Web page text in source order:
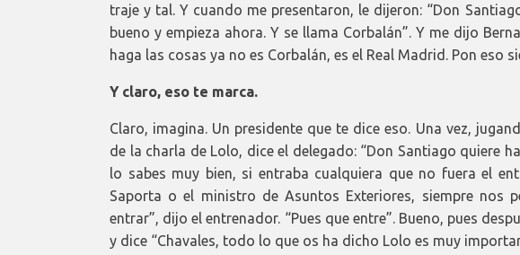
traje y tal. Y cuando me presentaron, le dijeron: “Don
bueno y empieza ahora. Y se llama Corbalán”. Y me dijo
haga las cosas ya no es Corbalán, es el Real Madrid. Pon eso
Y claro, eso te marca.
Claro, imagina. Un presidente que te dice eso. Una vez,
de la charla de Lolo, dice el delegado: “Don Santiago quiere
lo sabes muy bien, si entraba cualquiera que no fuera el
Saporta o el ministro de Asuntos Exteriores, siempre nos
entrar”, dijo el entrenador. “Pues que entre”. Bueno, pues
y dice “Chavales, todo lo que os ha dicho Lolo es muy